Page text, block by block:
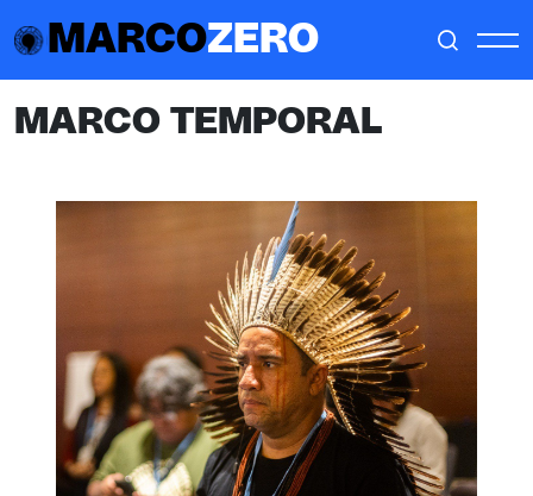
MARCOZERO
MARCO TEMPORAL